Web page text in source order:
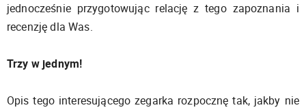
jednocześnie przygotowując relację z tego zapoznania i
recenzję dla Was.
Trzy w jednym!
Opis tego interesującego zegarka rozpocznę tak, jakby nie